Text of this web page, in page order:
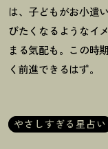
は、子どもがお小遣
びたくなるようなイ
まる気配も。この時
く前進できるはず。
やさしすぎる星占い